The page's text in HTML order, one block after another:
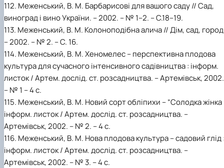
112. Меженський, В. М. Барбарисові для вашого саду // Сад,
виноград і вино України. – 2002. – № 1–2. – С.18–19.
113. Меженський, В. М. Колоноподібна алича // Дім, сад,
– 2002. – № 2. – С. 16.
114. Меженський, В. М. Хеномелес – перспективна плодова
культура для сучасного інтенсивного садівництва : інформ.
листок / Артем. дослід. ст. розсадництва. – Артемівськ, 2002.
– № 1 – 4 с.
115. Меженський, В. М. Новий сорт обліпихи – “Солодка жінка
інформ. листок / Артем. дослід. ст. розсадництва. –
Артемівськ, 2002. – № 2. – 4 с.
116. Меженський, В. М. Нова плодова культура – садовий глід
інформ. листок / Артем. дослід. ст. розсадництва. –
Артемівськ, 2002. – № 3. – 4 с.